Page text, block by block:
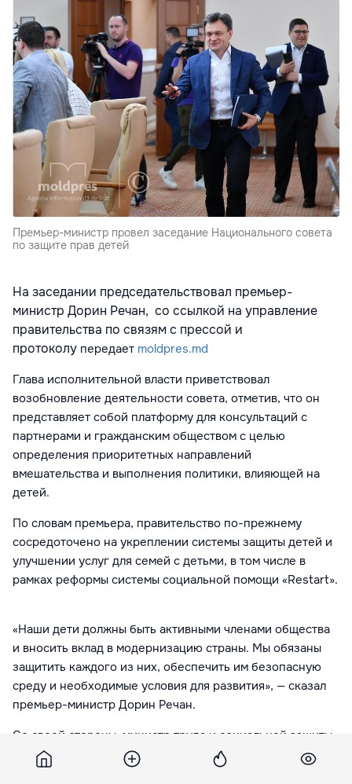
Премьер-министр провел заседание Национального совета
по защите прав детей
На заседании председательствовал премьер-
министр Дорин Речан, со ссылкой на управление
правительства по связям с прессой и
протоколу передает moldpres.md
Глава исполнительной власти приветствовал
возобновление деятельности совета, отметив, что он
представляет собой платформу для консультаций с
партнерами и гражданским обществом с целью
определения приоритетных направлений
вмешательства и выполнения политики, влияющей на
детей.
По словам премьера, правительство по-прежнему
сосредоточено на укреплении системы защиты детей и
улучшении услуг для семей с детьми, в том числе в
рамках реформы системы социальной помощи «Restart».
«Наши дети должны быть активными членами общества
и вносить вклад в модернизацию страны. Мы обязаны
защитить каждого из них, обеспечить им безопасную
среду и необходимые условия для развития», — сказал
премьер-министр Дорин Речан.
Со своей стороны, министр труда и социальной защиты
Алексей Бузу подчеркнул действия, уже предпринятые
кабмином для борьбы с бедностью и удовлетворения